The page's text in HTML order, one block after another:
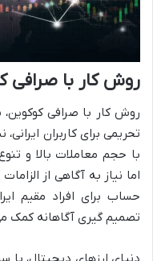
روش کار با صرافی
روش کار با صرافی
تحریمی برای کاربران
با حجم معاملات بالا و
اما نیاز به آگاهی از
حساب برای افراد مقیم
تصمیم گیری آگاهانه کمک